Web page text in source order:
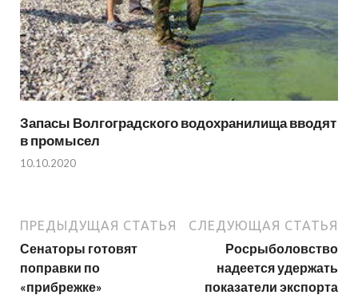
Запасы Волгоградского водохранилища вводят
в промысел
10.10.2020
ПРЕДЫДУЩАЯ СТАТЬЯ
Сенаторы готовят
поправки по
«прибрежке»
СЛЕДУЮЩАЯ СТАТЬЯ
Росрыболовство
надеется удержать
показатели экспорта